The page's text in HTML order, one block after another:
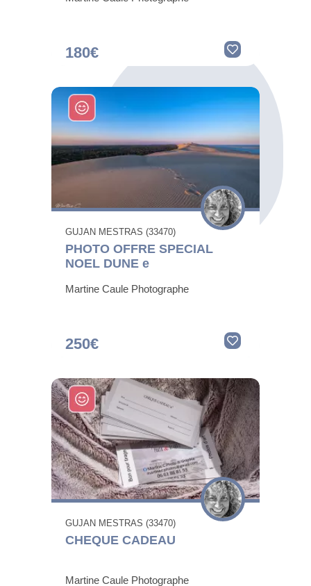
180€
GUJAN MESTRAS (33470)
PHOTO OFFRE SPECIAL
NOEL DUNE e
Martine Caule Photographe
250€
GUJAN MESTRAS (33470)
CHEQUE CADEAU
Martine Caule Photographe